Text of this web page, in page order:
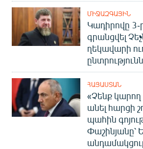
ՄԻՋԱԶԳԱՅԻՆ
Կադիրովը
գրանցվել
ղեկավարի
ՀԱՅԱՍՏԱՆ
«Չենք
անել հարցի
պահին
Փաշինյանը՝